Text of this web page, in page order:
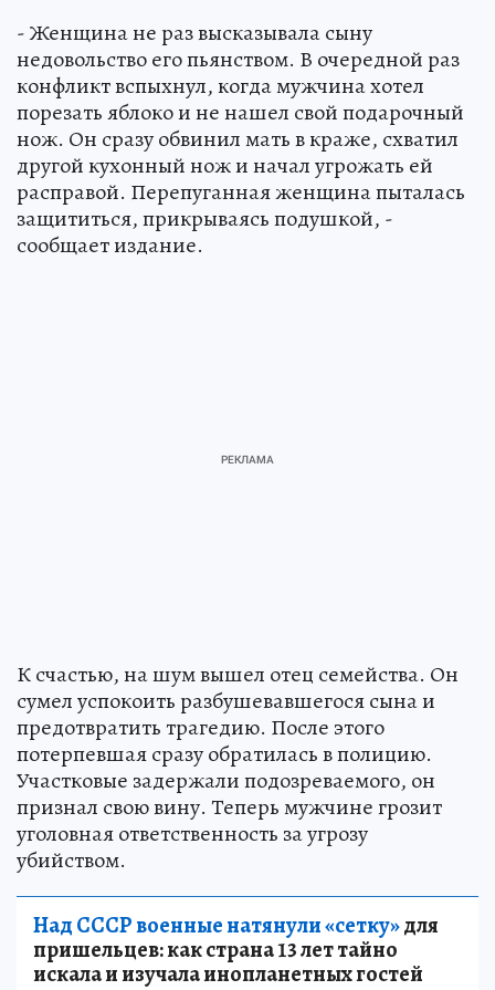
- Женщина не раз высказывала сыну
недовольство его пьянством. В очередной раз
конфликт вспыхнул, когда мужчина хотел
порезать яблоко и не нашел свой подарочный
нож. Он сразу обвинил мать в краже, схватил
другой кухонный нож и начал угрожать ей
расправой. Перепуганная женщина пыталась
защититься, прикрываясь подушкой, -
сообщает издание.
К счастью, на шум вышел отец семейства. Он
сумел успокоить разбушевавшегося сына и
предотвратить трагедию. После этого
потерпевшая сразу обратилась в полицию.
Участковые задержали подозреваемого, он
признал свою вину. Теперь мужчине грозит
уголовная ответственность за угрозу
убийством.
Над СССР военные натянули «сетку»для
пришельцев: как страна 13 лет тайно
искала и изучала инопланетных гостей